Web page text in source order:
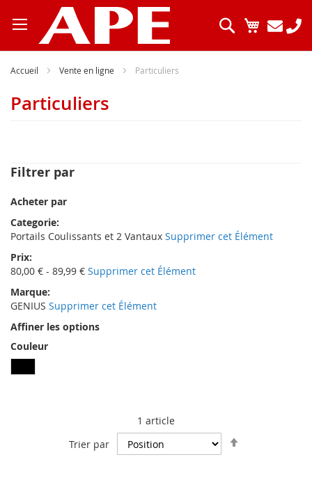
au
contenu
Mon
Chercher
Accueil Vente en ligne Particuliers
Particuliers
1 article
Trier par
Filtrer par
Acheter par
Categorie
Portails Coulissants et 2 Vantaux Supprimer cet Élément
Prix
80,00 € - 89,99 € Supprimer cet Élément
Marque
GENIUS Supprimer cet Élément
Affiner les options
Couleur